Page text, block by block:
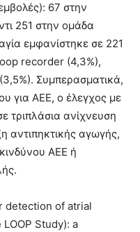
67 στην
251 στην ομάδα
εμφανίστηκε σε 221
recorder (4,3%),
Συμπερασματικά,
για ΑΕΕ, ο έλεγχος με
τριπλάσια ανίχνευση
αντιπηκτικής αγωγής,
ΑΕΕ ή
detection of atrial
Study): a